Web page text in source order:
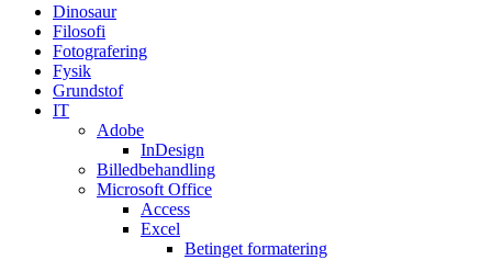
Dinosaur
Filosofi
Fotografering
Fysik
Grundstof
IT
Adobe
InDesign
Billedbehandling
Microsoft Office
Access
Excel
Betinget formatering